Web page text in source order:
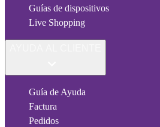
Guías de dispositivos
Live Shopping
Guía de Ayuda
Factura
Pedidos